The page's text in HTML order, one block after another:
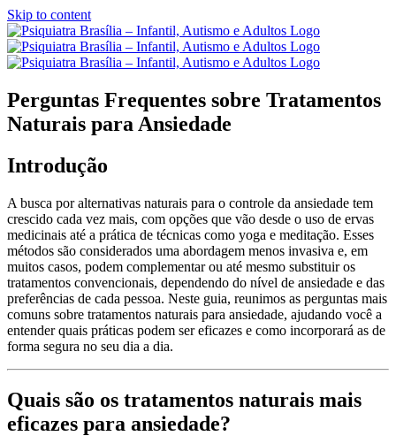
Skip to content
Perguntas Frequentes sobre Tratamentos
Naturais para Ansiedade
Introdução
A busca por alternativas naturais para o controle da ansiedade tem
crescido cada vez mais, com opções que vão desde o uso de ervas
medicinais até a prática de técnicas como yoga e meditação. Esses
métodos são considerados uma abordagem menos invasiva e, em
muitos casos, podem complementar ou até mesmo substituir os
tratamentos convencionais, dependendo do nível de ansiedade e das
preferências de cada pessoa. Neste guia, reunimos as perguntas mais
comuns sobre tratamentos naturais para ansiedade, ajudando você a
entender quais práticas podem ser eficazes e como incorporará as de
forma segura no seu dia a dia.
Quais são os tratamentos naturais mais
eficazes para ansiedade?